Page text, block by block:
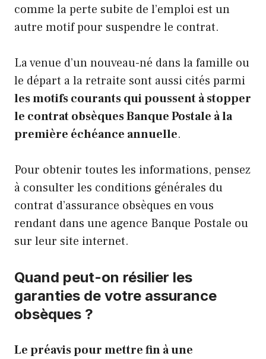
comme la perte subite de l’emploi est un
autre motif pour suspendre le contrat.
La venue d’un nouveau-né dans la famille ou
le départ a la retraite sont aussi cités parmi
les motifs courants qui poussent à stopper
le contrat obsèques Banque Postale à la
première échéance annuelle.
Pour obtenir toutes les informations, pensez
à consulter les conditions générales du
contrat d’assurance obsèques en vous
rendant dans une agence Banque Postale ou
sur leur site internet.
Quand peut-on résilier les
garanties de votre assurance
obsèques ?
Le préavis pour mettre fin à une